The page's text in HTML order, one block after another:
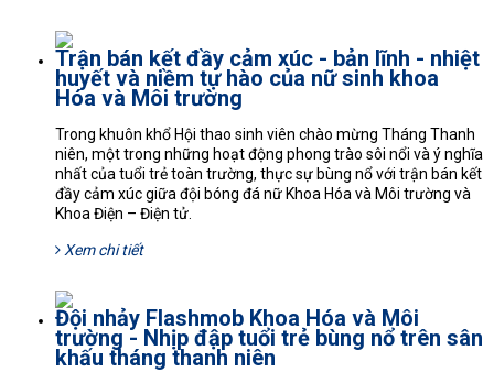
Trận bán kết đầy cảm xúc - bản lĩnh - nhiệt
huyết và niềm tự hào của nữ sinh khoa
Hóa và Môi trường
Trong khuôn khổ Hội thao sinh viên chào mừng Tháng Thanh
niên, một trong những hoạt động phong trào sôi nổi và ý nghĩa
nhất của tuổi trẻ toàn trường, thực sự bùng nổ với trận bán kết
đầy cảm xúc giữa đội bóng đá nữ Khoa Hóa và Môi trường và
Khoa Điện – Điện tử.
Xem chi tiết
Đội nhảy Flashmob Khoa Hóa và Môi
trường - Nhịp đập tuổi trẻ bùng nổ trên sân
khấu tháng thanh niên